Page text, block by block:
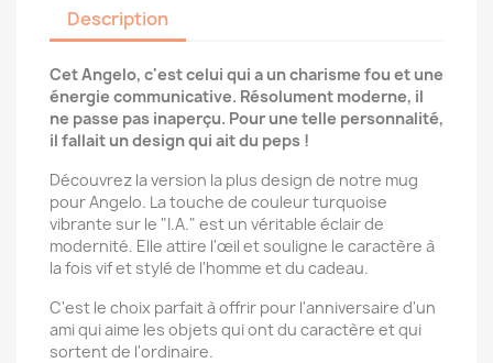
Description
Cet Angelo, c'est celui qui a un charisme fou et une
énergie communicative. Résolument moderne, il
ne passe pas inaperçu. Pour une telle personnalité,
il fallait un design qui ait du peps !
Découvrez la version la plus design de notre mug
pour Angelo. La touche de couleur turquoise
vibrante sur le "I.A." est un véritable éclair de
modernité. Elle attire l'œil et souligne le caractère à
la fois vif et stylé de l'homme et du cadeau.
C'est le choix parfait à offrir pour l'anniversaire d'un
ami qui aime les objets qui ont du caractère et qui
sortent de l'ordinaire.